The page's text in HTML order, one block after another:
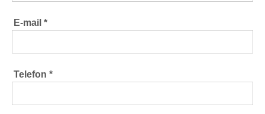
E-mail *
Telefon *